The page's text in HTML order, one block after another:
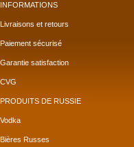
INFORMATIONS
Livraisons et retours
Paiement sécurisé
Garantie satisfaction
CVG
PRODUITS DE RUSSIE
Vodka
Bières Russes